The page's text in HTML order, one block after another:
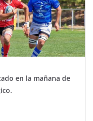
en la mañana de